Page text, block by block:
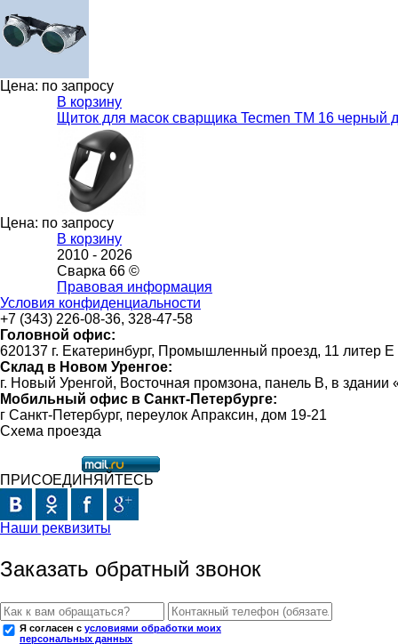
Цена: по запросу
В корзину
Щиток для масок сварщика Tecmen TM 16 черный
Цена: по запросу
В корзину
2010 - 2026
Сварка 66 ©
Правовая информация
Условия конфиденциальности
+7 (343) 226-08-36, 328-47-58
Головной офис:
620137 г. Екатеринбург, Промышленный проезд, 11 литер Е
Склад в Новом Уренгое:
г. Новый Уренгой, Восточная промзона, панель В, в
Мобильный офис в Санкт-Петербурге:
г Санкт-Петербург, переулок Апраксин, дом 19-21
Схема проезда
ПРИСОЕДИНЯЙТЕСЬ
Наши реквизиты
Заказать обратный звонок
Я согласен с условиями обработки моих
персональных данных